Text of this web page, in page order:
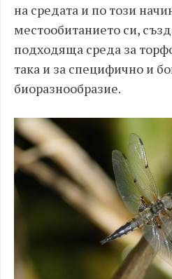
на средата и по този
местообитанието си,
подходяща среда за
така и за специфично и
биоразнообразие.